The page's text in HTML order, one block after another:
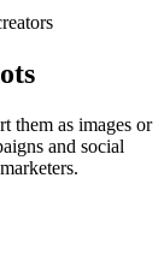
them as images or
and social